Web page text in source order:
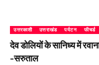
उत्तरकाशी उत्तराखंड पर्यटन फीचर्ड
देव डोलियों के सानिध्य में
-सरुताल